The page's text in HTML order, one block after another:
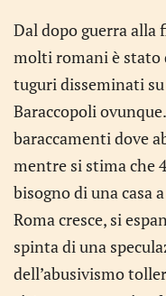
Dal dopo guerra alla
molti romani è stato
tuguri disseminati
Baraccopoli
baraccamenti dove
mentre si stima che
bisogno di una casa
Roma cresce, si
spinta di una
dell’abusivismo